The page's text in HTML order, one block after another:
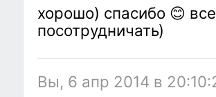
хорошо) спасибо 😊
посотрудничать)
Вы, 6 апр 2014 в